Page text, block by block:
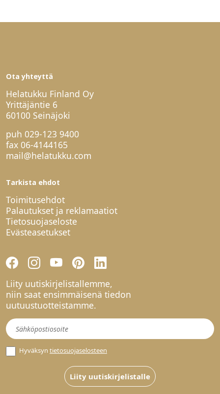
Ota yhteyttä
Helatukku Finland Oy
Yrittäjäntie 6
60100 Seinäjoki
puh 029-123 9400
fax 06-4144165
mail@helatukku.com
Tarkista ehdot
Toimitusehdot
Palautukset ja reklamaatiot
Tietosuojaseloste
Evästeasetukset
Liity uutiskirjelistallemme,
niin saat ensimmäisenä tiedon
uutuustuotteistamme.
Uutiskirje
Hyväksyn tietosuojaselosteen
Liity uutiskirjelistalle